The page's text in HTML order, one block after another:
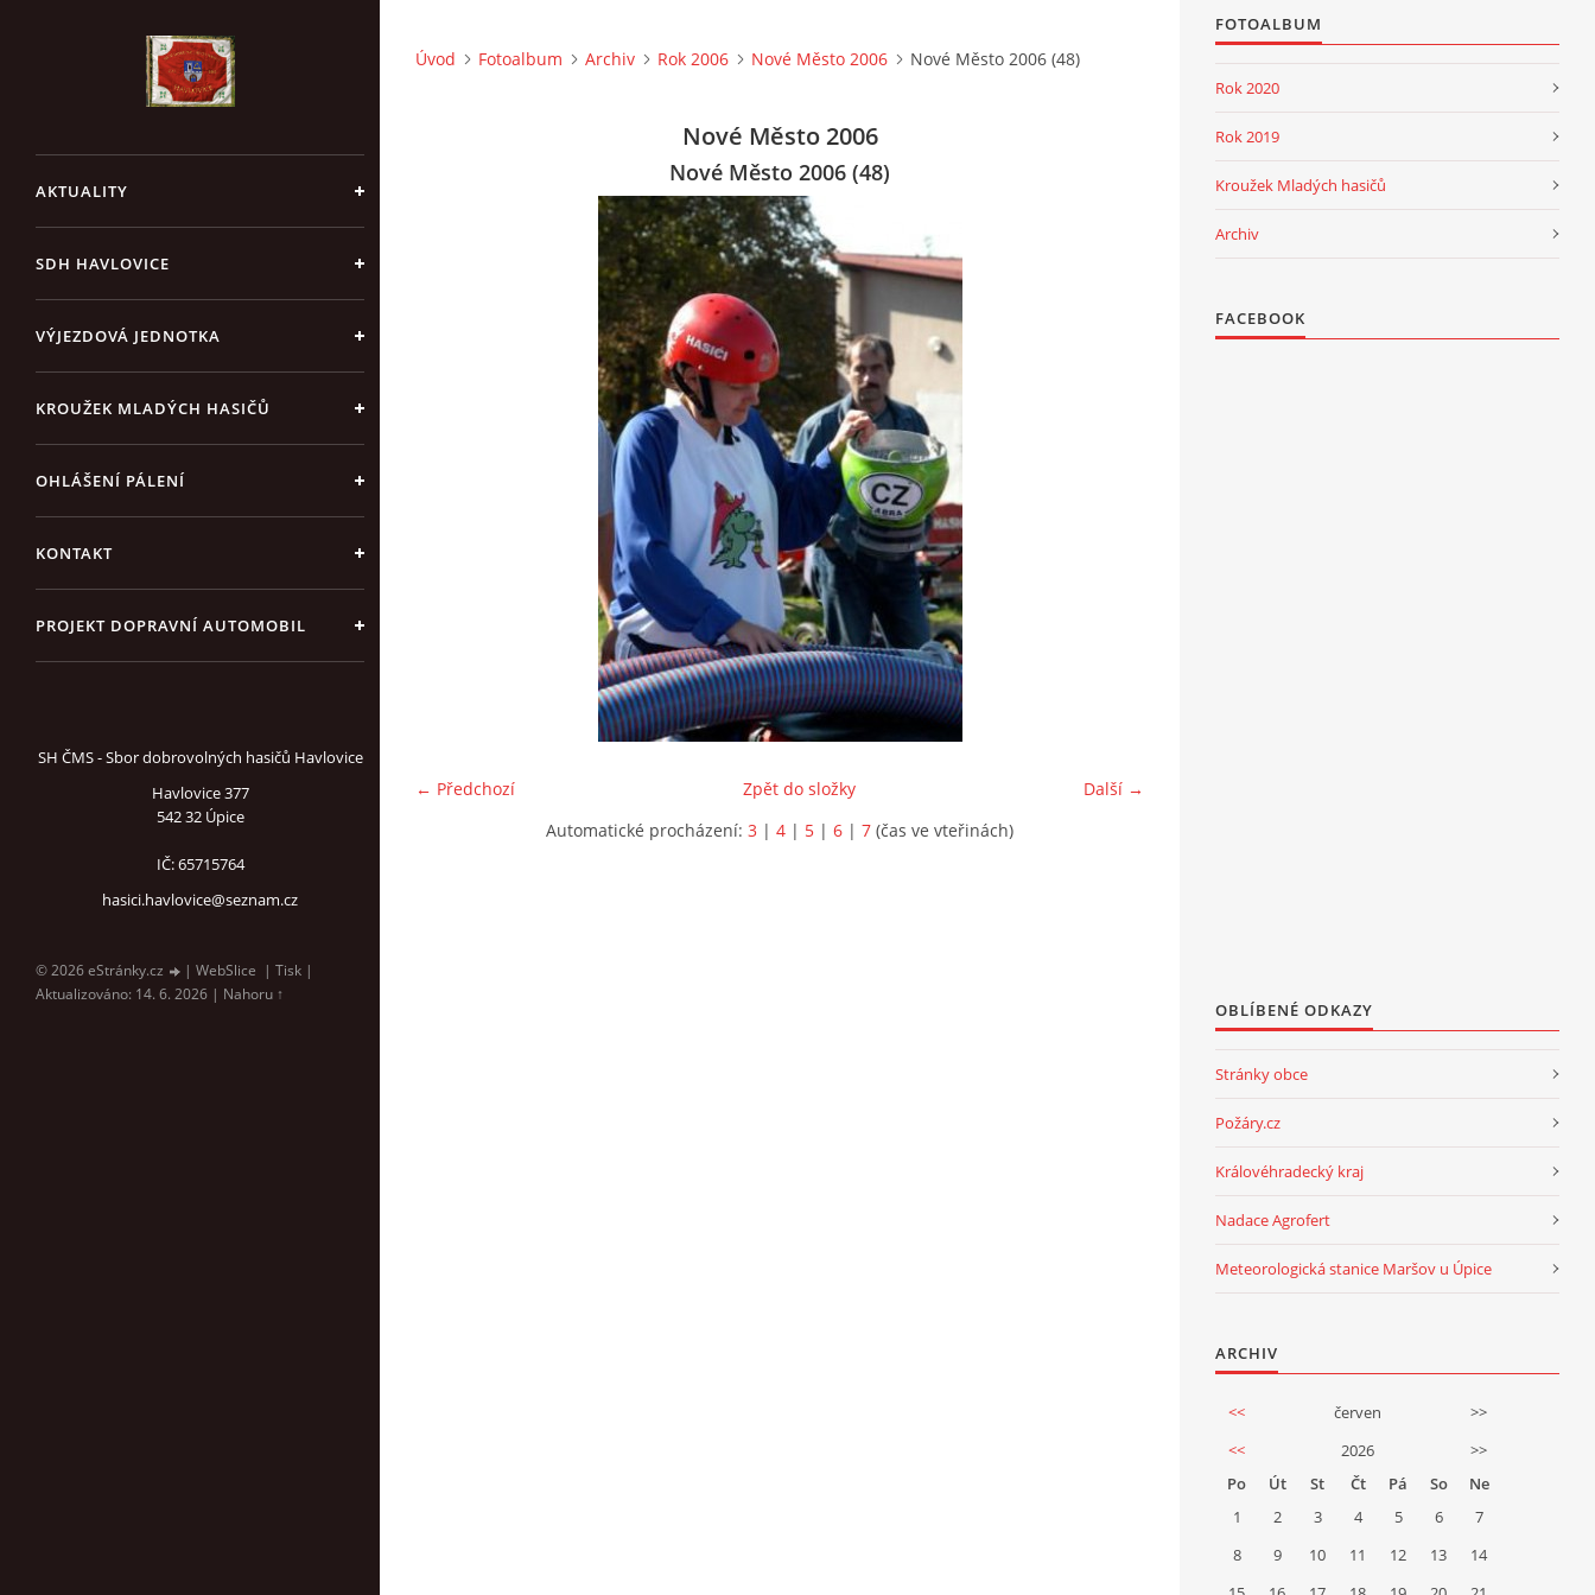
AKTUALITY
SDH HAVLOVICE
VÝJEZDOVÁ JEDNOTKA
KROUŽEK MLADÝCH HASIČŮ
OHLÁŠENÍ PÁLENÍ
KONTAKT
PROJEKT DOPRAVNÍ AUTOMOBIL
SH ČMS - Sbor dobrovolných hasičů Havlovice
Havlovice 377
542 32 Úpice
IČ: 65715764
hasici.havlovice@seznam.cz
© 2026 eStránky.cz | WebSlice | Tisk |
Aktualizováno: 14. 6. 2026 | Nahoru ↑
Úvod Fotoalbum Archiv Rok 2006 Nové Město 2006 Nové Město 2006 (48)
Nové Město 2006
Nové Město 2006 (48)
← Předchozí Další →
Zpět do složky
Automatické procházení: 3 | 4 | 5 | 6 | 7 (čas ve vteřinách)
FOTOALBUM
Rok 2020
Rok 2019
Kroužek Mladých hasičů
Archiv
FACEBOOK
OBLÍBENÉ ODKAZY
Stránky obce
Požáry.cz
Královéhradecký kraj
Nadace Agrofert
Meteorologická stanice Maršov u Úpice
ARCHIV
<< červen
>>
<<
2026
>>
Po
Út St Čt Pá So
Ne
1
2 3 4 5 6
7
8
9 10 11 12 13
14